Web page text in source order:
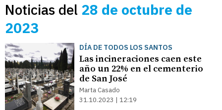
Noticias del 28 de octubre de
2023
DÍA DE TODOS LOS SANTOS
Las incineraciones caen este
año un 22% en el cementerio
de San José
Marta Casado
31.10.2023 | 12:19